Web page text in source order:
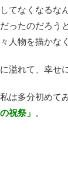
てなくなるな
ったのだろう
人物を描かな
溢れて、幸せ
は多分初めて
祝祭」 。